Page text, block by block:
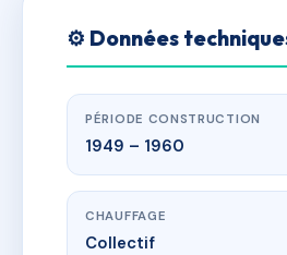
⚙️ Données
PÉRIODE CONSTRUCTION
1949 – 1960
CHAUFFAGE
Collectif